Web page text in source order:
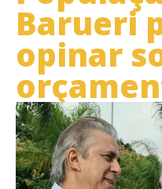
Barueri
opinar